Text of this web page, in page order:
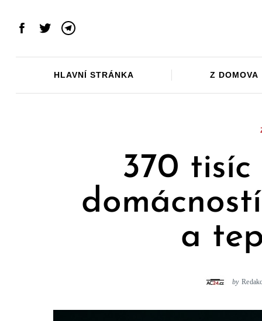
Facebook
TwitterTelegram
HLAVNÍ STRÁNKA Z DOMOVA
370 tisíc
a
by